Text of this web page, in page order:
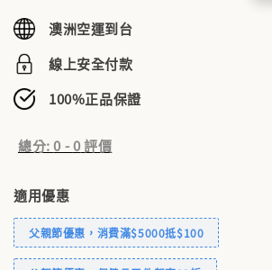
澳洲空運到台
線上安全付款
100%正品保證
總分:0 -0評價
適用優惠
父親節優惠，消費滿$5000抵$100